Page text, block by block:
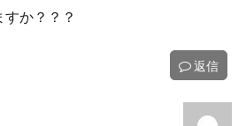
か？？？
返信